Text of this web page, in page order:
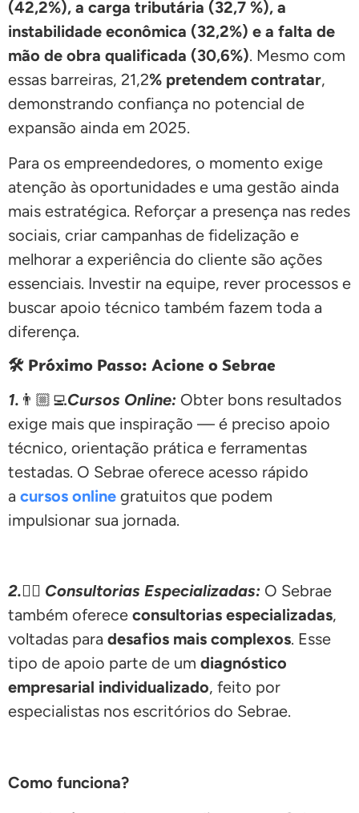
(42,2%), a carga tributária (32,7 %), a
instabilidade econômica (32,2%) e a falta de
mão de obra qualificada (30,6%). Mesmo com
essas barreiras, 21,2% pretendem contratar,
demonstrando confiança no potencial de
expansão ainda em 2025.
Para os empreendedores, o momento exige
atenção às oportunidades e uma gestão ainda
mais estratégica. Reforçar a presença nas redes
sociais, criar campanhas de fidelização e
melhorar a experiência do cliente são ações
essenciais. Investir na equipe, rever processos e
buscar apoio técnico também fazem toda a
diferença.
🛠️ Próximo Passo: Acione o Sebrae
1. 👨🏼‍💻Cursos Online: Obter bons resultados
exige mais que inspiração — é preciso apoio
técnico, orientação prática e ferramentas
testadas. O Sebrae oferece acesso rápido
a cursos online gratuitos que podem
impulsionar sua jornada.
2.🕵🏽 Consultorias Especializadas: O Sebrae
também oferece consultorias especializadas,
voltadas para desafios mais complexos. Esse
tipo de apoio parte de um diagnóstico
empresarial individualizado, feito por
especialistas nos escritórios do Sebrae.
Como funciona?